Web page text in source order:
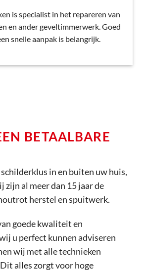
is specialist in het repareren van
en ander geveltimmerwerk. Goed
snelle aanpak is belangrijk.
BETAALBARE
in en buiten uw huis,
al meer dan 15 jaar de
herstel en spuitwerk.
goede kwaliteit en
u perfect kunnen adviseren
wij met alle technieken
Dit alles zorgt voor hoge